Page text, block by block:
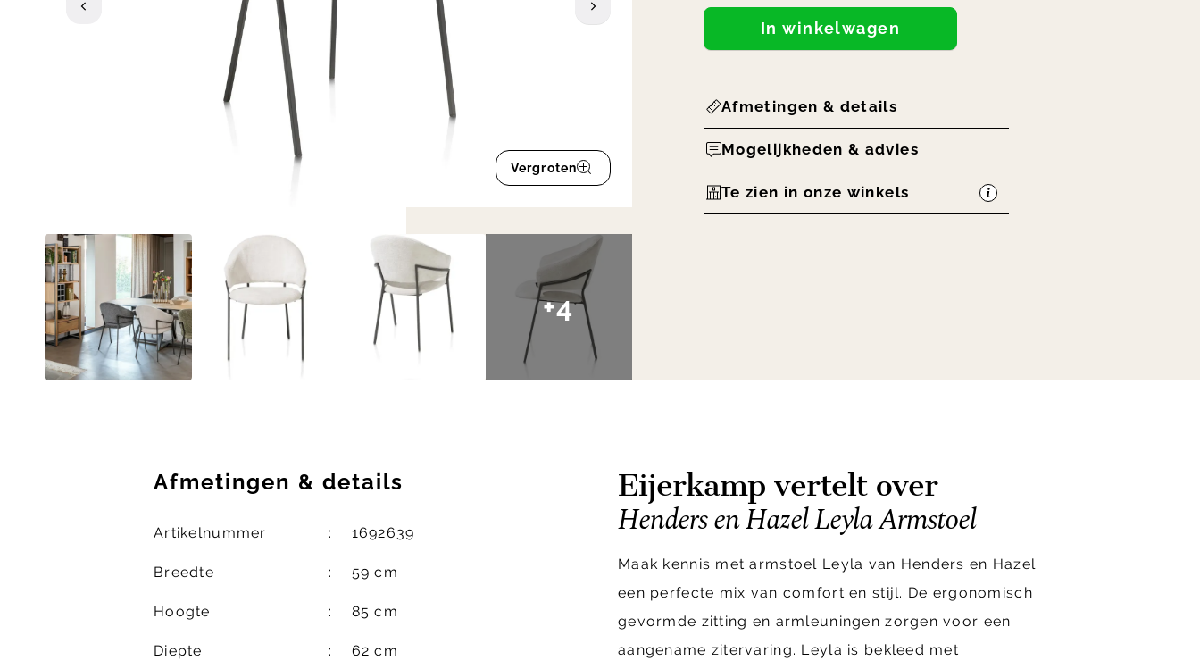
Vergroten
+4
In winkelwagen
Afmetingen & details
Mogelijkheden & advies
Te zien in onze winkels
Afmetingen & details
Artikelnummer 1692639
Breedte 59 cm
Hoogte 85 cm
Diepte 62 cm
Eijerkamp vertelt over
Henders en Hazel Leyla Armstoel
Maak kennis met armstoel Leyla van Henders en Hazel:
een perfecte mix van comfort en stijl. De ergonomisch
gevormde zitting en armleuningen zorgen voor een
aangename zitervaring. Leyla is bekleed met